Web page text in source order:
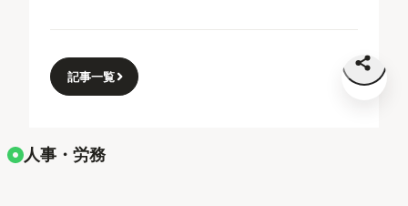
記事一覧
人事・労務